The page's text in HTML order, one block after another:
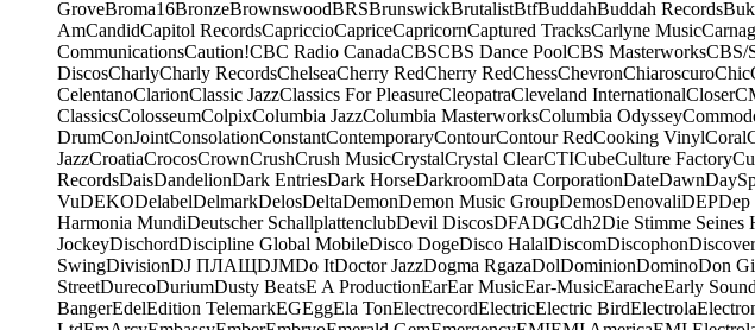
GroveBroma16BronzeBrownswoodBRSBrunswickBrutalistBtfBuddahBuddah RecordsBuk
AmCandidCapitol RecordsCapriccioCapriceCapricornCaptured TracksCarlyne Music
CommunicationsCaution!CBC Radio CanadaCBSCBS Dance PoolCBS MasterworksCBS/
DiscosCharlyCharly RecordsChelseaCherry RedCherry RedChessChevronChiaroscuroChic
CelentanoClarionClassic JazzClassics For PleasureCleopatraCleveland InternationalCloser
ClassicsColosseumColpixColumbia JazzColumbia MasterworksColumbia Odyssey
DrumConJointConsolationConstantContemporaryContourContour RedCooking VinylCoral
JazzCroatiaCrocosCrownCrushCrush MusicCrystalCrystal ClearCTICubeCulture Factory
RecordsDaisDandelionDark EntriesDark HorseDarkroomData CorporationDateDawn
VuDEKODelabelDelmarkDelosDeltaDemonDemon Music GroupDemosDenovaliDEPDep
Harmonia MundiDeutscher SchallplattenclubDevil DiscosDFADGCdh2Die Stimme Seines
JockeyDischordDiscipline Global MobileDisco DogeDisco HalalDiscomDiscophon
SwingDivisionDJ ПЛАЩDJMDo ItDoctor JazzDogma RgazaDolDominionDominoDon
StreetDurecoDuriumDusty BeatsE A ProductionEarEar MusicEar-MusicEaracheEarly
BangerEdelEdition TelemarkEGEggEla TonElectrecordElectricElectric BirdElectrola